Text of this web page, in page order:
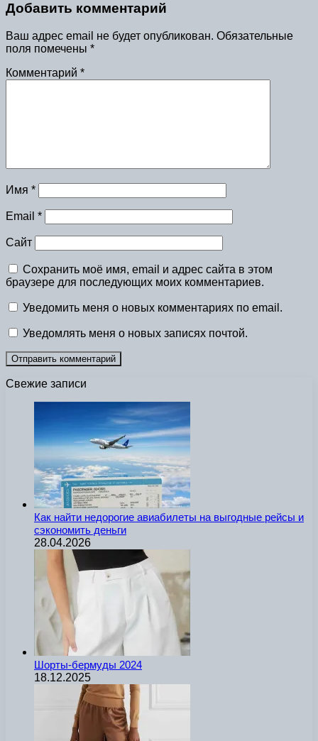
Добавить комментарий
Ваш адрес email не будет опубликован. Обязательные
поля помечены *
Комментарий *
Имя *
Email *
Сайт
Сохранить моё имя, email и адрес сайта в этом
браузере для последующих моих комментариев.
Уведомить меня о новых комментариях по email.
Уведомлять меня о новых записях почтой.
Свежие записи
Как найти недорогие авиабилеты на выгодные рейсы и
сэкономить деньги
28.04.2026
Шорты-бермуды 2024
18.12.2025